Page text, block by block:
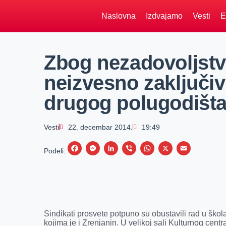
Naslovna Izdvajamo Vesti
Zbog
neizvesno
drugog
Vesti 22. decembar 2014. 19:49
Podeli:
F
o
M
n
L
d
V
W
A
X
Sindikati prosvete potpuno su obustavili rad u
kojima je i Zrenjanin. U velikoj sali Kulturnog